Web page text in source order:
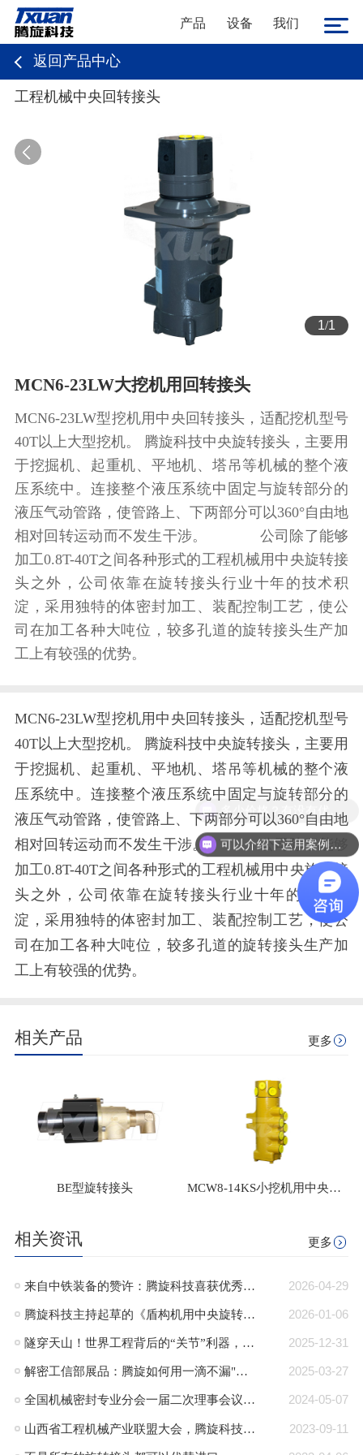
产品 设备 我们
返回产品中心
工程机械中央回转接头
1/1
MCN6-23LW大挖机用回转接头
MCN6-23LW型挖机用中央回转接头，适配挖机型号
40T以上大型挖机。 腾旋科技中央旋转接头，主要用
于挖掘机、起重机、平地机、塔吊等机械的整个液
压系统中。连接整个液压系统中固定与旋转部分的
液压气动管路，使管路上、下两部分可以360°自由地
相对回转运动而不发生干涉。 公司除了能够
加工0.8T-40T之间各种形式的工程机械用中央旋转接
头之外，公司依靠在旋转接头行业十年的技术积
淀，采用独特的体密封加工、装配控制工艺，使公
司在加工各种大吨位，较多孔道的旋转接头生产加
工上有较强的优势。
MCN6-23LW型挖机用中央回转接头，适配挖机型号
40T以上大型挖机。 腾旋科技中央旋转接头，主要用
于挖掘机、起重机、平地机、塔吊等机械的整个液
压系统中。连接整个液压系统中固定与旋转部分的
液压气动管路，使管路上、下两部分可以360°自由地
相对回转运动而不发生干涉。 公司除了能够
加工0.8T-40T之间各种形式的工程机械用中央旋转接
头之外，公司依靠在旋转接头行业十年的技术积
淀，采用独特的体密封加工、装配控制工艺，使公
司在加工各种大吨位，较多孔道的旋转接头生产加
工上有较强的优势。
相关产品 更多
BE型旋转接头 MCW8-14KS小挖机用中央回转接头
相关资讯 更多
2026-04-29
来自中铁装备的赞许：腾旋科技喜获优秀供应商奖+质量标杆奖
2026-01-06
腾旋科技主持起草的《盾构机用中央旋转接头》行业标准正式发布
2025-12-31
隧穿天山！世界工程背后的“关节”利器，腾旋回转接头助力TBM挑战极限！
2025-03-27
解密工信部展品：腾旋如何用一滴不漏"技术破局半导体高端装备“卡脖子”难题"
2024-05-07
全国机械密封专业分会一届二次理事会议在郎溪顺利召开
2023-09-11
山西省工程机械产业联盟大会，腾旋科技入选成员单位